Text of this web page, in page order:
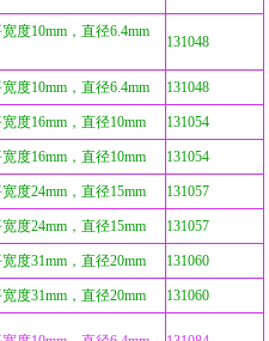
宽度10mm，直径6.4mm
131048
度10mm，直径6.4mm 131048
度16mm，直径10mm 131054
度16mm，直径10mm 131054
度24mm，直径15mm 131057
度24mm，直径15mm 131057
度31mm，直径20mm 131060
度31mm，直径20mm 131060